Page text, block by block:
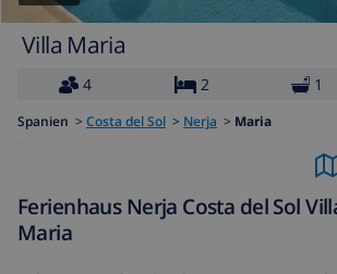
Villa Maria
4
2 1
Spanien > Costa del Sol > Nerja > Maria
Ferienhaus Nerja Costa del Sol
Maria